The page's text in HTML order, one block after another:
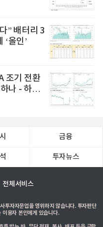
” 배터리 3
‘올인’
조기 전환
나 - 하나
금융
투자뉴스
전체서비스
투자자문업을 영위하지 않습니다. 투자판단
이용자 본인에게 있습니다.